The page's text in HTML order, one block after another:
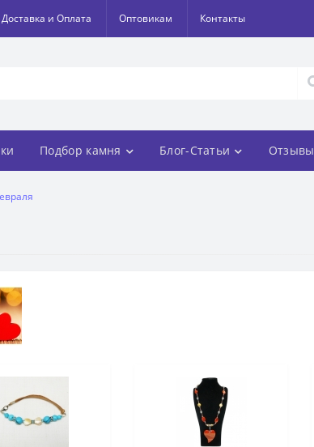
Доставка и Оплата Оптовикам Контакты
Подбор камня Блог-Статьи Отзывы